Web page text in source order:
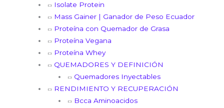
Isolate Protein
Mass Gainer | Ganador de Peso Ecuador
Proteína con Quemador de Grasa
Proteína Vegana
Proteína Whey
QUEMADORES Y DEFINICIÓN
Quemadores Inyectables
RENDIMIENTO Y RECUPERACIÓN
Bcca Aminoacidos